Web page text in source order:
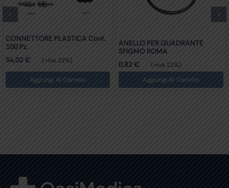
CONNETTORE PLASTICA Conf.
100 Pz.
54,02€ (+iva 22%)
Aggiungi Al Carrello
ANELLO PER QUADRANTE
SFIGMO ROMA
0,82€
(+iva 22%)
Aggiungi Al Carrello